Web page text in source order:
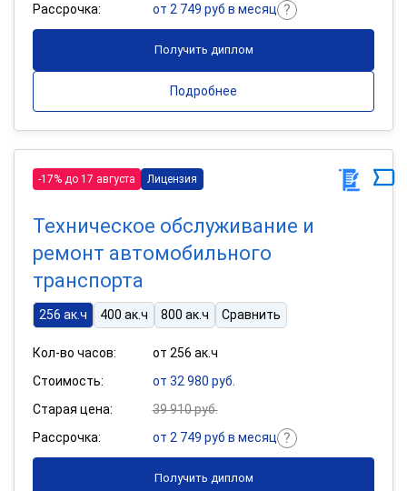
Рассрочка:
от 2 749 руб в месяц
Получить диплом
Подробнее
-17% до 17 августа Лицензия
Техническое обслуживание и
ремонт автомобильного
транспорта
256 ак.ч 400 ак.ч 800 ак.ч Сравнить
Кол-во часов:
от 256 ак.ч
Стоимость:
от 32 980 руб.
Старая цена:
39 910 руб.
Рассрочка:
от 2 749 руб в месяц
Получить диплом